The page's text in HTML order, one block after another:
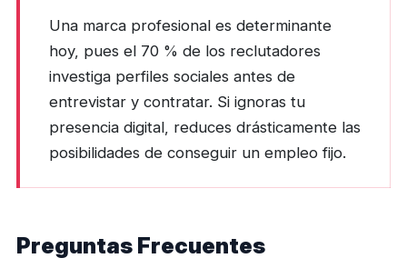
Una marca profesional es determinante
hoy, pues el 70 % de los reclutadores
investiga perfiles sociales antes de
entrevistar y contratar. Si ignoras tu
presencia digital, reduces drásticamente las
posibilidades de conseguir un empleo fijo.
Preguntas Frecuentes